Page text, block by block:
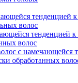
тенденцией
волос
тенденцией
волос
с намечающейся
обработанных